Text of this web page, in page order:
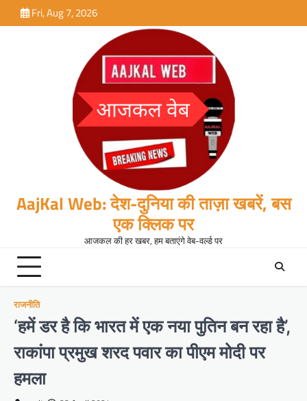
to
Fri, Aug 7, 2026
AajKal Web: देश-दुनिया की ताज़ा खबरें, बस
एक क्लिक पर
आजकल की हर खबर, हम बताएंगे वेब-वर्ल्ड पर
राजनीति
‘हमें डर है कि भारत में एक नया पुतिन बन रहा है’,
राकांपा प्रमुख शरद पवार का पीएम मोदी पर
हमला